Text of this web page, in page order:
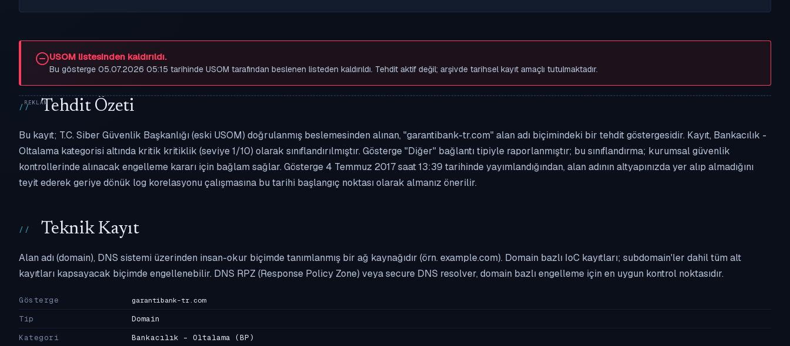
USOM listesinden kaldırıldı.
Bu gösterge 05.07.2026 05:15 tarihinde USOM tarafından beslenen listeden kaldırıldı. Tehdit aktif değil; arşivde tarihsel kayıt amaçlı tutulmaktadır.
Tehdit Özeti
Bu kayıt; T.C. Siber Güvenlik Başkanlığı (eski USOM) doğrulanmış beslemesinden alınan, "garantibank-tr.com" alan adı biçimindeki bir tehdit göstergesidir. Kayıt, Bankacılık -
Oltalama kategorisi altında kritik kritiklik (seviye 1/10) olarak sınıflandırılmıştır. Gösterge "Diğer" bağlantı tipiyle raporlanmıştır; bu sınıflandırma; kurumsal güvenlik
kontrollerinde alınacak engelleme kararı için bağlam sağlar. Gösterge 4 Temmuz 2017 saat 13:39 tarihinde yayımlandığından, alan adının altyapınızda yer alıp almadığını
teyit ederek geriye dönük log korelasyonu çalışmasına bu tarihi başlangıç noktası olarak almanız önerilir.
Teknik Kayıt
Alan adı (domain), DNS sistemi üzerinden insan-okur biçimde tanımlanmış bir ağ kaynağıdır (örn. example.com). Domain bazlı IoC kayıtları; subdomain'ler dahil tüm alt
kayıtları kapsayacak biçimde engellenebilir. DNS RPZ (Response Policy Zone) veya secure DNS resolver, domain bazlı engelleme için en uygun kontrol noktasıdır.
Gösterge garantibank-tr.com
Tip
Domain
Kategori
Bankacılık - Oltalama (BP)